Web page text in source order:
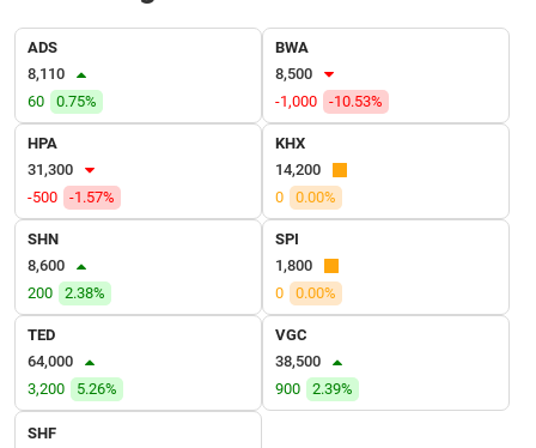
ADS
8,110
60
0.75%
BWA
8,500
-1,000
-10.53%
HPA
31,300
-500
-1.57%
KHX
14,200
0
0.00%
SHN
8,600
200
2.38%
SPI
1,800
0
0.00%
TED
64,000
3,200
5.26%
VGC
38,500
900
2.39%
SHF
SỨC
KHỎE
TÀI
CHÍNH
CÔNG
THÔNG
TIN